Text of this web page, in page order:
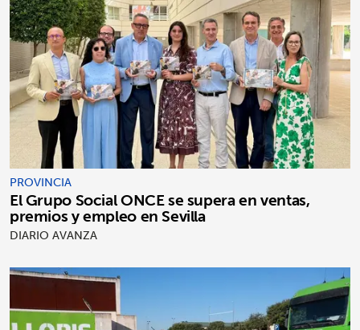
PROVINCIA
El Grupo Social ONCE se supera en ventas,
premios y empleo en Sevilla
DIARIO AVANZA